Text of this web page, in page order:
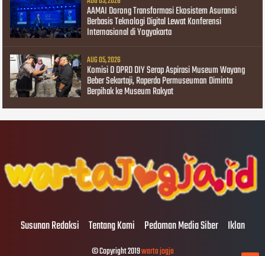
AAMAI Dorong Transformasi Ekosistem Asuransi
Berbasis Teknologi Digital Lewat Konferensi
Internasional di Yogyakarta
AUG 05, 2026
Komisi D DPRD DIY Serap Aspirasi Museum Wayang
Beber Sekartaji, Raperda Permuseuman Diminta
Berpihak ke Museum Rakyat
Susunan Redaksi Tentang Kami Pedoman Media Siber Iklan
© Copyright 2019warta jogja